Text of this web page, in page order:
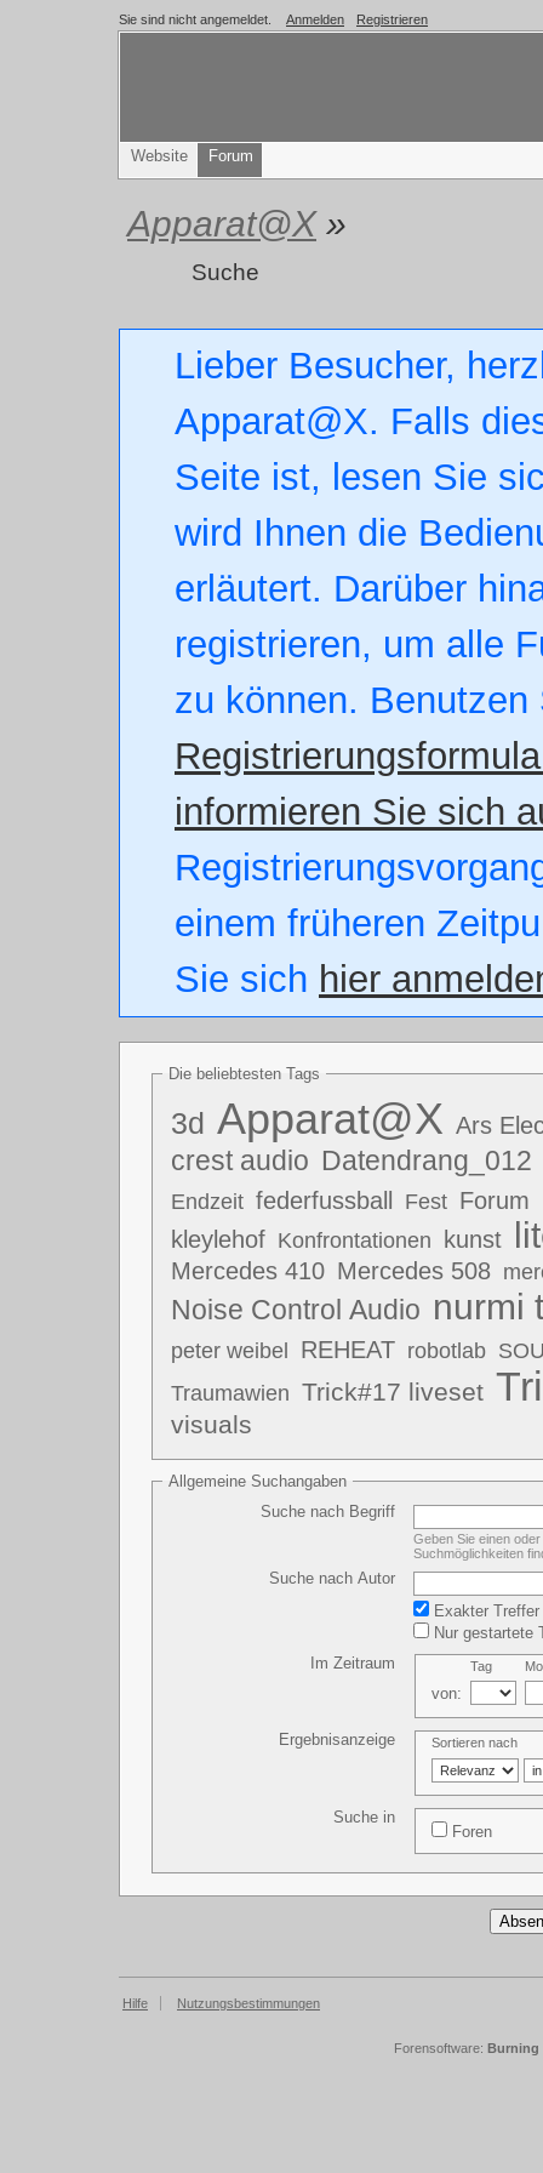
Sie sind nicht angemeldet. Anmelden Registrieren
Website Forum
Apparat@X»
Suche
Lieber Besucher,
Apparat@X. Falls
Seite ist, lesen Sie
wird Ihnen die
erläutert. Darüber
registrieren, um alle
zu können. Benutzen
informieren Sie sich
einem früheren
Sie sich hier
Die beliebtesten Tags
3d Apparat@X Ars
crest audio Datendrang_012
Endzeit federfussball Fest Forum
kleylehof Konfrontationen kunst
Mercedes 410 Mercedes 508
Noise Control Audio nurmi
peter weibel REHEAT robotlab
Traumawien Trick#17 liveset
visuals
Allgemeine Suchangaben
Suche nach Begriff
Geben Sie einen
Suchmöglichkeiten
Suche nach Autor
Exakter Treffer
Nur gestartete
Im Zeitraum
von:
Tag
Ergebnisanzeige Sortieren nach
Suche in
Foren
Hilfe Nutzungsbestimmungen
Forensoftware: Burning